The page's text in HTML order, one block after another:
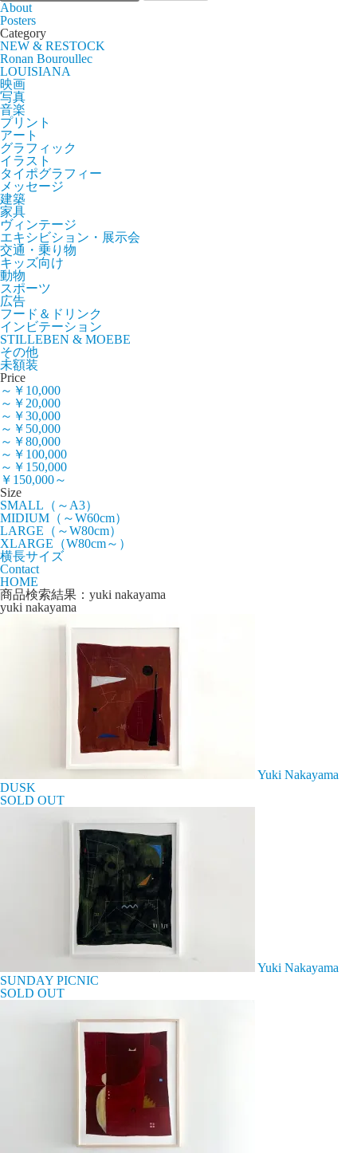
About
Posters
Category
NEW & RESTOCK
Ronan Bouroullec
LOUISIANA
映画
写真
音楽
プリント
アート
グラフィック
イラスト
タイポグラフィー
メッセージ
建築
家具
ヴィンテージ
エキシビション・展示会
交通・乗り物
キッズ向け
動物
スポーツ
広告
フード＆ドリンク
インビテーション
STILLEBEN & MOEBE
その他
未額装
Price
～￥10,000
～￥20,000
～￥30,000
～￥50,000
～￥80,000
～￥100,000
～￥150,000
￥150,000～
Size
SMALL（～A3）
MIDIUM（～W60cm）
LARGE（～W80cm）
XLARGE（W80cm～）
横長サイズ
Contact
HOME
商品検索結果：yuki nakayama
yuki nakayama
Yuki Nakayama
DUSK
SOLD OUT
Yuki Nakayama
SUNDAY PICNIC
SOLD OUT